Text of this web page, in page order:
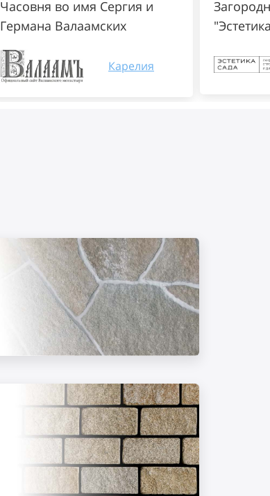
Часовня во имя Сергия и
Германа Валаамских
Карелия